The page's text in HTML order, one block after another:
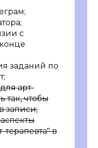
с
заданий по
арт-
так, чтобы
записи;
терапевта" в